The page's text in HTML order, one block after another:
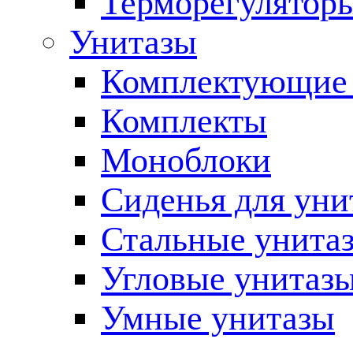
Унитазы
Комплектующие
Комплекты
Моноблоки
Сиденья для
Стальные
Угловые
Умные унитазы